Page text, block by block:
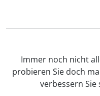
Immer noch nicht
probieren Sie doch
verbessern Sie